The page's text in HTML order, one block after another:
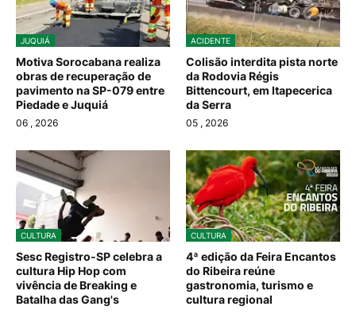
JUQUIÁ
Motiva Sorocabana realiza
obras de recuperação de
pavimento na SP-079 entre
Piedade e Juquiá
06 , 2026
ACIDENTE
Colisão interdita pista norte
da Rodovia Régis
Bittencourt, em Itapecerica
da Serra
05 , 2026
CULTURA
Sesc Registro-SP celebra a
cultura Hip Hop com
vivência de Breaking e
Batalha das Gang's
CULTURA
4ª edição da Feira Encantos
do Ribeira reúne
gastronomia, turismo e
cultura regional